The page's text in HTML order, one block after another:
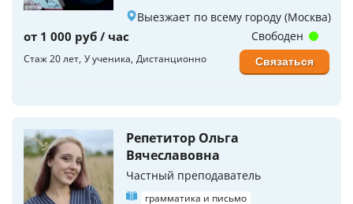
Выезжает по всему городу (Москва)
от 1 000 руб / час
Стаж 20 лет У ученика Дистанционно
Свободен
Связаться
Репетитор Ольга
Вячеславовна
Частный преподаватель
грамматика и письмо